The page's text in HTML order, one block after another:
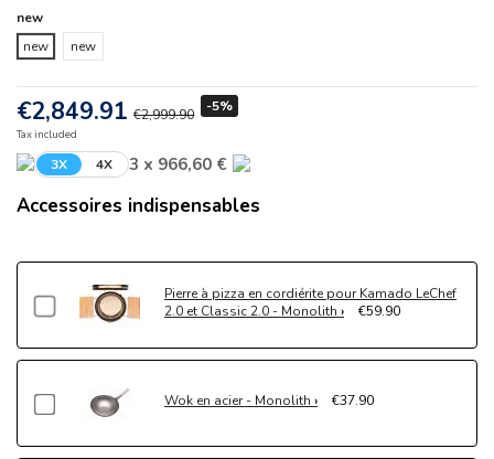
new
new
new
€2,849.91 €2,999.90 -5%
Tax included
3X 4X 3 x 966,60 €
Accessoires indispensables
Pierre à pizza en cordiérite pour Kamado LeChef
2.0 et Classic 2.0 - Monolith
€59.90
Wok en acier - Monolith €37.90